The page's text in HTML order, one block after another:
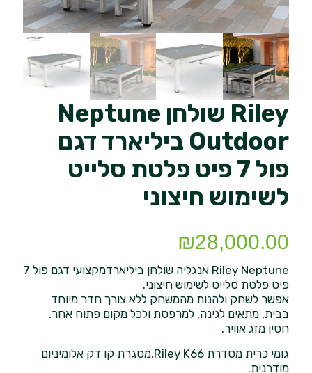
Riley שולחן Neptune
Outdoor ביליארד דגם
פול 7 פיט פלטת סלייט
לשימוש חיצוני
₪28,000.00
Riley Neptune אנגליה שולחן ביליארדמקצועי דגם פול 7
פיט פלטת סלייט לשימוש חיצוני.
אפשר לשחק ולהנות מהמשחק ללא צורך חדר מיוחד
בבית, מתאים לגינה, למרפסת ולכל מקום פתוח אחר.
חסין מזג אוויר.
גומי כרית מסדרת Riley K66.מסגרת קו דק אלומיניום
מודרנית.